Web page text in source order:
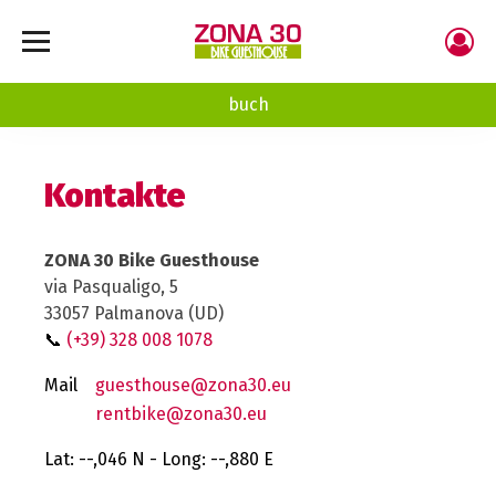
buch
Kontakte
ZONA 30 Bike Guesthouse
via Pasqualigo, 5
33057 Palmanova (UD)
📞 (+39) 328 008 1078
Mail
guesthouse@zona30.eu
rentbike@zona30.eu
Lat: --,046 N - Long: --,880 E